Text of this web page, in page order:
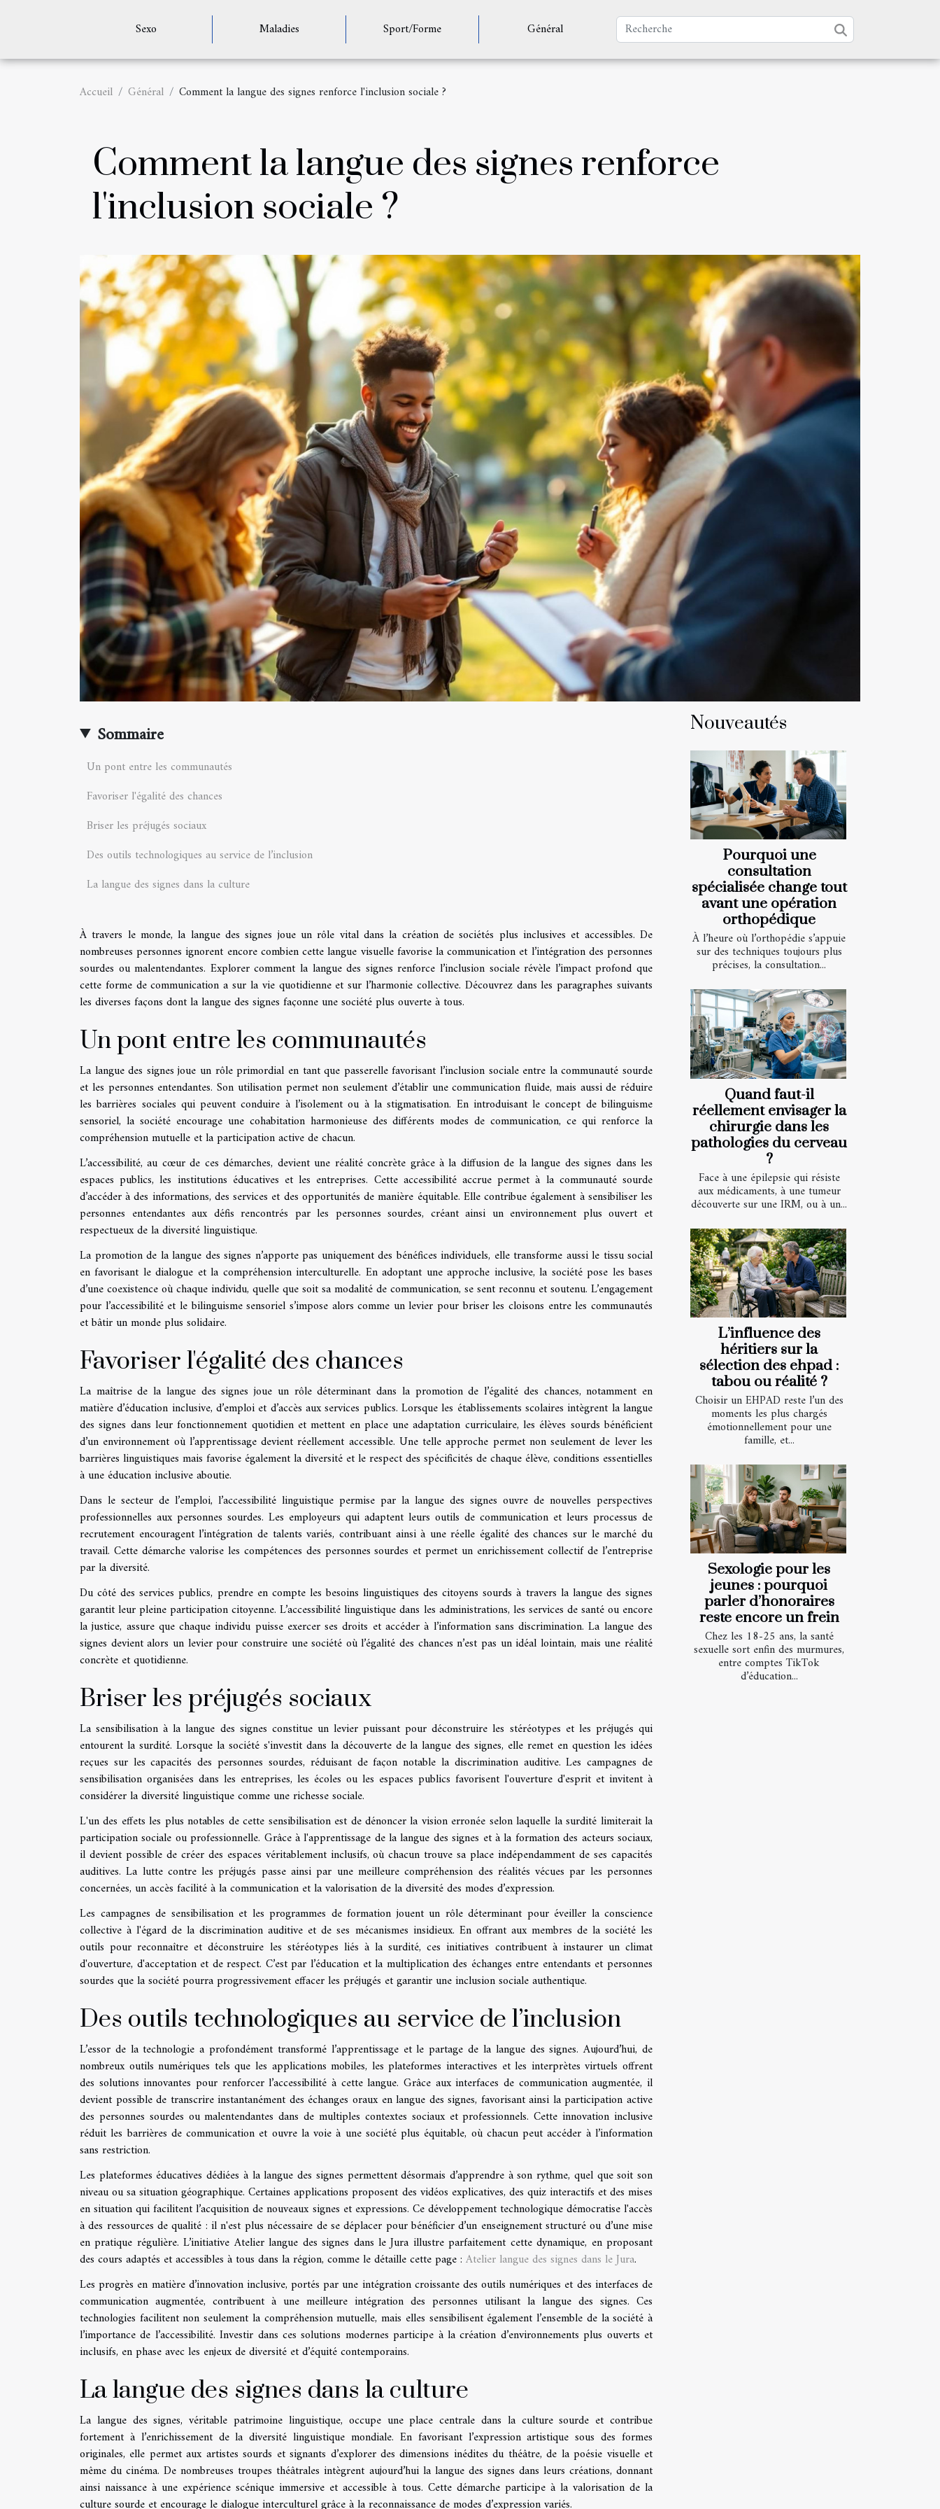
Sexo Maladies Sport/Forme Général
Accueil Général Comment la langue des signes renforce l'inclusion sociale ?
Comment la langue des signes renforce
l'inclusion sociale ?
Sommaire
Un pont entre les communautés
Favoriser l'égalité des chances
Briser les préjugés sociaux
Des outils technologiques au service de l’inclusion
La langue des signes dans la culture
À travers le monde, la langue des signes joue un rôle vital dans la création de sociétés plus inclusives et accessibles. De
nombreuses personnes ignorent encore combien cette langue visuelle favorise la communication et l’intégration des personnes
sourdes ou malentendantes. Explorer comment la langue des signes renforce l’inclusion sociale révèle l’impact profond que
cette forme de communication a sur la vie quotidienne et sur l’harmonie collective. Découvrez dans les paragraphes suivants
les diverses façons dont la langue des signes façonne une société plus ouverte à tous.
Un pont entre les communautés
La langue des signes joue un rôle primordial en tant que passerelle favorisant l’inclusion sociale entre la communauté sourde
et les personnes entendantes. Son utilisation permet non seulement d’établir une communication fluide, mais aussi de réduire
les barrières sociales qui peuvent conduire à l’isolement ou à la stigmatisation. En introduisant le concept de bilinguisme
sensoriel, la société encourage une cohabitation harmonieuse des différents modes de communication, ce qui renforce la
compréhension mutuelle et la participation active de chacun.
L’accessibilité, au cœur de ces démarches, devient une réalité concrète grâce à la diffusion de la langue des signes dans les
espaces publics, les institutions éducatives et les entreprises. Cette accessibilité accrue permet à la communauté sourde
d’accéder à des informations, des services et des opportunités de manière équitable. Elle contribue également à sensibiliser les
personnes entendantes aux défis rencontrés par les personnes sourdes, créant ainsi un environnement plus ouvert et
respectueux de la diversité linguistique.
La promotion de la langue des signes n’apporte pas uniquement des bénéfices individuels, elle transforme aussi le tissu social
en favorisant le dialogue et la compréhension interculturelle. En adoptant une approche inclusive, la société pose les bases
d’une coexistence où chaque individu, quelle que soit sa modalité de communication, se sent reconnu et soutenu. L’engagement
pour l’accessibilité et le bilinguisme sensoriel s’impose alors comme un levier pour briser les cloisons entre les communautés
et bâtir un monde plus solidaire.
Favoriser l'égalité des chances
La maîtrise de la langue des signes joue un rôle déterminant dans la promotion de l’égalité des chances, notamment en
matière d’éducation inclusive, d’emploi et d’accès aux services publics. Lorsque les établissements scolaires intègrent la langue
des signes dans leur fonctionnement quotidien et mettent en place une adaptation curriculaire, les élèves sourds bénéficient
d’un environnement où l’apprentissage devient réellement accessible. Une telle approche permet non seulement de lever les
barrières linguistiques mais favorise également la diversité et le respect des spécificités de chaque élève, conditions essentielles
à une éducation inclusive aboutie.
Dans le secteur de l’emploi, l’accessibilité linguistique permise par la langue des signes ouvre de nouvelles perspectives
professionnelles aux personnes sourdes. Les employeurs qui adaptent leurs outils de communication et leurs processus de
recrutement encouragent l’intégration de talents variés, contribuant ainsi à une réelle égalité des chances sur le marché du
travail. Cette démarche valorise les compétences des personnes sourdes et permet un enrichissement collectif de l’entreprise
par la diversité.
Du côté des services publics, prendre en compte les besoins linguistiques des citoyens sourds à travers la langue des signes
garantit leur pleine participation citoyenne. L’accessibilité linguistique dans les administrations, les services de santé ou encore
la justice, assure que chaque individu puisse exercer ses droits et accéder à l’information sans discrimination. La langue des
signes devient alors un levier pour construire une société où l’égalité des chances n’est pas un idéal lointain, mais une réalité
concrète et quotidienne.
Briser les préjugés sociaux
La sensibilisation à la langue des signes constitue un levier puissant pour déconstruire les stéréotypes et les préjugés qui
entourent la surdité. Lorsque la société s'investit dans la découverte de la langue des signes, elle remet en question les idées
reçues sur les capacités des personnes sourdes, réduisant de façon notable la discrimination auditive. Les campagnes de
sensibilisation organisées dans les entreprises, les écoles ou les espaces publics favorisent l'ouverture d'esprit et invitent à
considérer la diversité linguistique comme une richesse sociale.
L'un des effets les plus notables de cette sensibilisation est de dénoncer la vision erronée selon laquelle la surdité limiterait la
participation sociale ou professionnelle. Grâce à l'apprentissage de la langue des signes et à la formation des acteurs sociaux,
il devient possible de créer des espaces véritablement inclusifs, où chacun trouve sa place indépendamment de ses capacités
auditives. La lutte contre les préjugés passe ainsi par une meilleure compréhension des réalités vécues par les personnes
concernées, un accès facilité à la communication et la valorisation de la diversité des modes d’expression.
Les campagnes de sensibilisation et les programmes de formation jouent un rôle déterminant pour éveiller la conscience
collective à l'égard de la discrimination auditive et de ses mécanismes insidieux. En offrant aux membres de la société les
outils pour reconnaître et déconstruire les stéréotypes liés à la surdité, ces initiatives contribuent à instaurer un climat
d'ouverture, d'acceptation et de respect. C’est par l’éducation et la multiplication des échanges entre entendants et personnes
sourdes que la société pourra progressivement effacer les préjugés et garantir une inclusion sociale authentique.
Des outils technologiques au service de l’inclusion
L’essor de la technologie a profondément transformé l’apprentissage et le partage de la langue des signes. Aujourd’hui, de
nombreux outils numériques tels que les applications mobiles, les plateformes interactives et les interprètes virtuels offrent
des solutions innovantes pour renforcer l’accessibilité à cette langue. Grâce aux interfaces de communication augmentée, il
devient possible de transcrire instantanément des échanges oraux en langue des signes, favorisant ainsi la participation active
des personnes sourdes ou malentendantes dans de multiples contextes sociaux et professionnels. Cette innovation inclusive
réduit les barrières de communication et ouvre la voie à une société plus équitable, où chacun peut accéder à l’information
sans restriction.
Les plateformes éducatives dédiées à la langue des signes permettent désormais d’apprendre à son rythme, quel que soit son
niveau ou sa situation géographique. Certaines applications proposent des vidéos explicatives, des quiz interactifs et des mises
en situation qui facilitent l’acquisition de nouveaux signes et expressions. Ce développement technologique démocratise l'accès
à des ressources de qualité : il n'est plus nécessaire de se déplacer pour bénéficier d’un enseignement structuré ou d’une mise
en pratique régulière. L’initiative Atelier langue des signes dans le Jura illustre parfaitement cette dynamique, en proposant
des cours adaptés et accessibles à tous dans la région, comme le détaille cette page : Atelier langue des signes dans le Jura.
Les progrès en matière d’innovation inclusive, portés par une intégration croissante des outils numériques et des interfaces de
communication augmentée, contribuent à une meilleure intégration des personnes utilisant la langue des signes. Ces
technologies facilitent non seulement la compréhension mutuelle, mais elles sensibilisent également l’ensemble de la société à
l’importance de l’accessibilité. Investir dans ces solutions modernes participe à la création d’environnements plus ouverts et
inclusifs, en phase avec les enjeux de diversité et d’équité contemporains.
La langue des signes dans la culture
La langue des signes, véritable patrimoine linguistique, occupe une place centrale dans la culture sourde et contribue
fortement à l’enrichissement de la diversité linguistique mondiale. En favorisant l’expression artistique sous des formes
originales, elle permet aux artistes sourds et signants d’explorer des dimensions inédites du théâtre, de la poésie visuelle et
même du cinéma. De nombreuses troupes théâtrales intègrent aujourd’hui la langue des signes dans leurs créations, donnant
ainsi naissance à une expérience scénique immersive et accessible à tous. Cette démarche participe à la valorisation de la
culture sourde et encourage le dialogue interculturel grâce à la reconnaissance de modes d’expression variés.
Nouveautés
Pourquoi une
consultation
spécialisée change tout
avant une opération
orthopédique
À l’heure où l’orthopédie s’appuie
sur des techniques toujours plus
précises, la consultation...
Quand faut-il
réellement envisager la
chirurgie dans les
pathologies du cerveau
?
Face à une épilepsie qui résiste
aux médicaments, à une tumeur
découverte sur une IRM, ou à un...
L’influence des
héritiers sur la
sélection des ehpad :
tabou ou réalité ?
Choisir un EHPAD reste l’un des
moments les plus chargés
émotionnellement pour une
famille, et...
Sexologie pour les
jeunes : pourquoi
parler d’honoraires
reste encore un frein
Chez les 18-25 ans, la santé
sexuelle sort enfin des murmures,
entre comptes TikTok
d’éducation...